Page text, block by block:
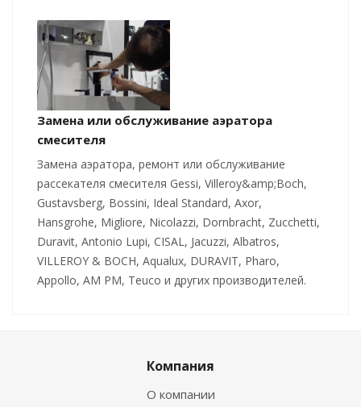
Замена или обслуживание аэратора
смесителя
Замена аэратора, ремонт или обслуживание
рассекателя смесителя Gessi, Villeroy&amp;Boch,
Gustavsberg, Bossini, Ideal Standard, Axor,
Hansgrohe, Migliore, Nicolazzi, Dornbracht, Zucchetti,
Duravit, Antonio Lupi, CISAL, Jacuzzi, Albatros,
VILLEROY & BOCH, Aqualux, DURAVIT, Pharo,
Appollo, AM PM, Teuco и других производителей.
Компания
О компании